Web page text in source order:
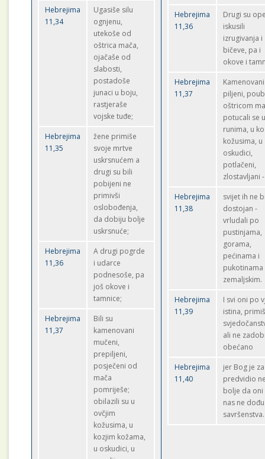
Hebrejima
11,34
Ugasiše silu
ognjenu,
utekoše od
oštrica mača,
ojačaše od
slabosti,
postadoše
junaci u boju,
rastjeraše
vojske tuđe;
Hebrejima
11,35
žene primiše
svoje mrtve
uskrsnućem a
drugi su bili
pobijeni ne
primivši
oslobođenja,
da dobiju bolje
uskrsnuće;
Hebrejima
11,36
A drugi pogrde
i udarce
podnesoše, pa
još okove i
tamnice;
Hebrejima
11,37
Bili su
kamenovani
mučeni,
prepiljeni,
posječeni od
mača
pomriješe;
obilazili su u
ovčjim
kožusima, u
kozjim kožama,
u oskudici, u
Hebrejima
11,36
Drugi su
iskusili
izrugivanja i
bičeve, pa i
okove i
Hebrejima
11,37
piljeni,
oštricom
potucali se
runima, u
kožusima, u
oskudici,
potlačeni,
zlostavljani -
Hebrejima
11,38
svijet ih ne
dostojan -
vrludali po
pustinjama,
gorama,
pećinama i
pukotinama
zemaljskim.
Hebrejima
11,39
I svi oni po
istina,
ali ne
obećano
Hebrejima
11,40
jer Bog je
predvidio
bolje da oni
nas ne
savršenstva.